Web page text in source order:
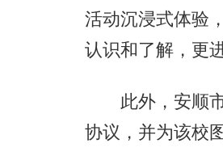
活动沉浸式体验
认识和了解，更
此外，安顺市
协议，并为该校